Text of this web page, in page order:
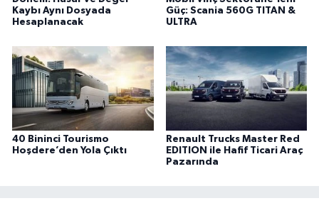
Kaybı Aynı Dosyada
Hesaplanacak
Güç: Scania 560G TITAN &
ULTRA
40 Bininci Tourismo
Hoşdere’den Yola Çıktı
Renault Trucks Master Red
EDITION ile Hafif Ticari Araç
Pazarında